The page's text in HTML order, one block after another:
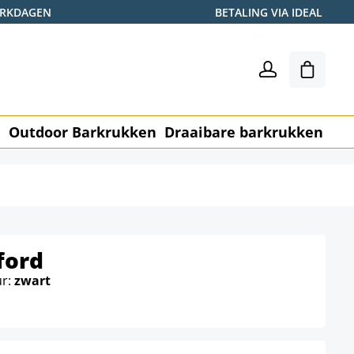
BETALING VIA IDEAL
Outdoor Barkrukken Draaibare barkrukken
zwart